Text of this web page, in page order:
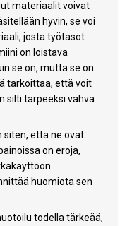
materiaalit voivat
hyvin, se voi
josta työtasot
on loistava
se on, mutta se on
tarkoittaa, että voit
silti tarpeeksi vahva
siten, että ne ovat
on eroja,
huomiota sen
todella tärkeää,